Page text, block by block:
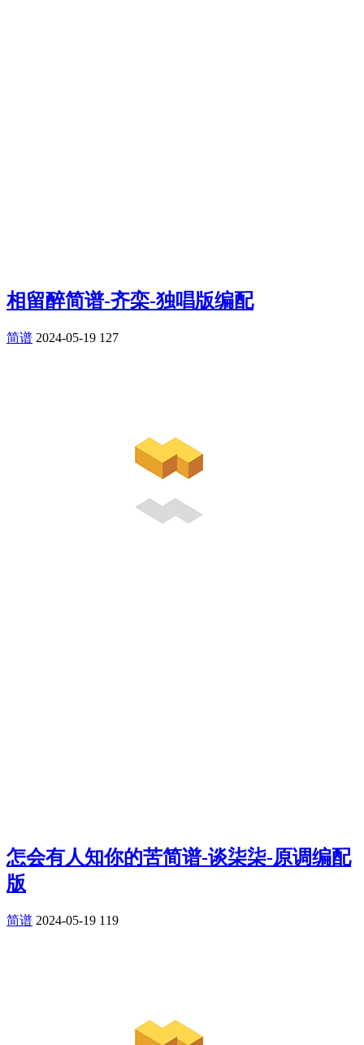
相留醉简谱-齐栾-独唱版编配
简谱 2024-05-19 127
怎会有人知你的苦简谱-谈柒柒-原调编配
版
简谱 2024-05-19 119